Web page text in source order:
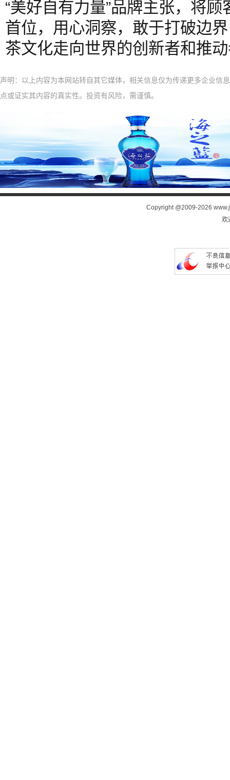
“美好自有力量”品牌主张，将
首位，用心洞察，敢于打破边
茶文化走向世界的创新者和推
声明：以上内容为本网站转自其它媒体，相关信息仅为传递更多企业信
点或证实其内容的真实性。投资有风险，需谨慎。
Copyright @2009-2026
欢